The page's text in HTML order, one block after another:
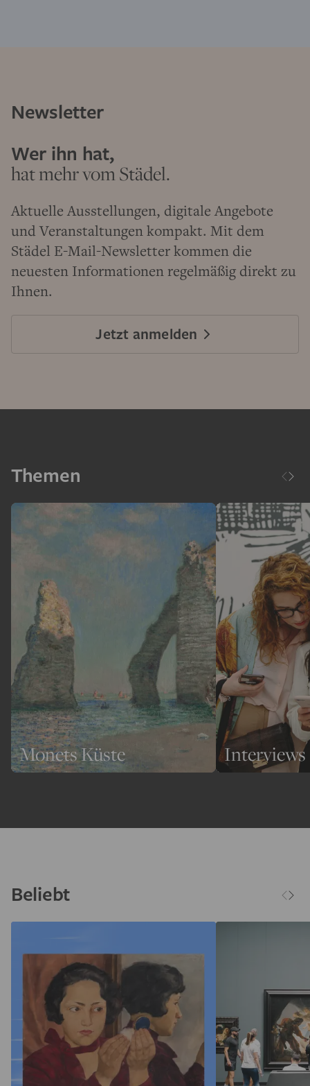
Newsletter
Wer ihn hat,
hat mehr vom Städel.
Aktuelle Ausstellungen, digitale Angebote
und Veranstaltungen kompakt. Mit dem
Städel E-Mail-Newsletter kommen die
neuesten Informationen regelmäßig direkt zu
Ihnen.
Jetzt anmelden
Themen
Monets Küste Interviews
Beliebt